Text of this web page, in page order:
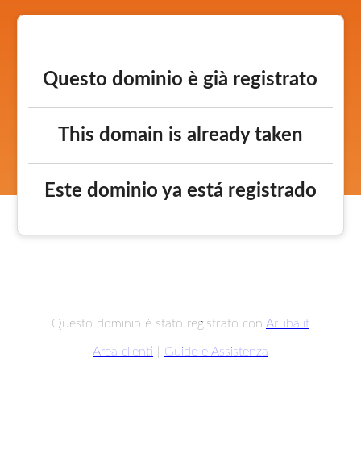
Questo dominio è già registrato
This domain is already taken
Este dominio ya está registrado
Questo dominio è stato registrato con Aruba.it
Area clienti Guide e Assistenza